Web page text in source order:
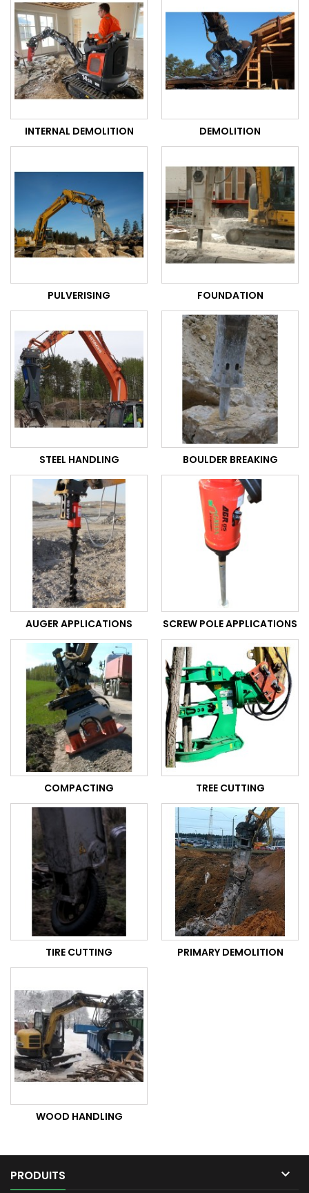
INTERNAL DEMOLITION DEMOLITION
PULVERISING FOUNDATION
STEEL HANDLING BOULDER BREAKING
AUGER APPLICATIONS SCREW POLE APPLICATIONS
COMPACTING TREE CUTTING
TIRE CUTTING PRIMARY DEMOLITION
WOOD HANDLING
PRODUITS 